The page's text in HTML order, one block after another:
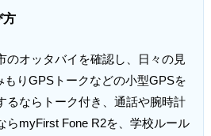
方
のオッタバイを確認し、日々の見
りGPSトークなどの小型GPSを
るならトーク付き、通話や腕時計
らmyFirst Fone R2を、学校ルール